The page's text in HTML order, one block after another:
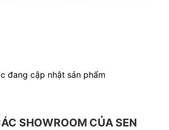
đang cập nhật sản phẩm
SHOWROOM CỦA SEN